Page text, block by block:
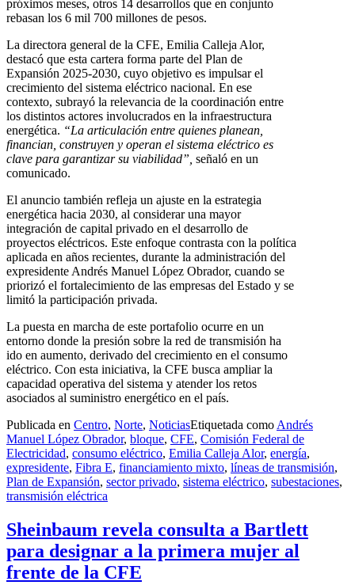
próximos meses, otros 14 desarrollos que en conjunto
rebasan los 6 mil 700 millones de pesos.
La directora general de la CFE, Emilia Calleja Alor,
destacó que esta cartera forma parte del Plan de
Expansión 2025-2030, cuyo objetivo es impulsar el
crecimiento del sistema eléctrico nacional. En ese
contexto, subrayó la relevancia de la coordinación entre
los distintos actores involucrados en la infraestructura
energética. “La articulación entre quienes planean,
financian, construyen y operan el sistema eléctrico es
clave para garantizar su viabilidad”, señaló en un
comunicado.
El anuncio también refleja un ajuste en la estrategia
energética hacia 2030, al considerar una mayor
integración de capital privado en el desarrollo de
proyectos eléctricos. Este enfoque contrasta con la política
aplicada en años recientes, durante la administración del
expresidente Andrés Manuel López Obrador, cuando se
priorizó el fortalecimiento de las empresas del Estado y se
limitó la participación privada.
La puesta en marcha de este portafolio ocurre en un
entorno donde la presión sobre la red de transmisión ha
ido en aumento, derivado del crecimiento en el consumo
eléctrico. Con esta iniciativa, la CFE busca ampliar la
capacidad operativa del sistema y atender los retos
asociados al suministro energético en el país.
Publicada en Centro, Norte, NoticiasEtiquetada como Andrés
Manuel López Obrador, bloque, CFE, Comisión Federal de
Electricidad, consumo eléctrico, Emilia Calleja Alor, energía,
expresidente, Fibra E, financiamiento mixto, líneas de transmisión,
Plan de Expansión, sector privado, sistema eléctrico, subestaciones,
transmisión eléctrica
Sheinbaum revela consulta a Bartlett
para designar a la primera mujer al
frente de la CFE